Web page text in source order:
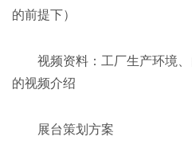
的前提下）
视频资料：工厂生产环境
的视频介绍
展台策划方案